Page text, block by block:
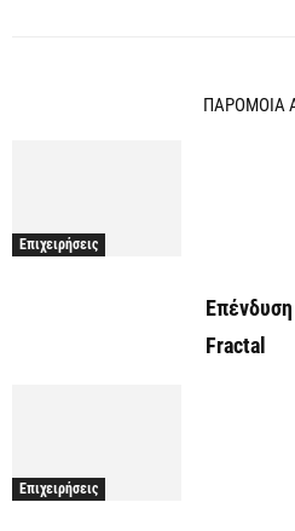
ΠΑΡΟΜΟΙΑ
Επιχειρήσεις
Επένδυση
Fractal
Επιχειρήσεις